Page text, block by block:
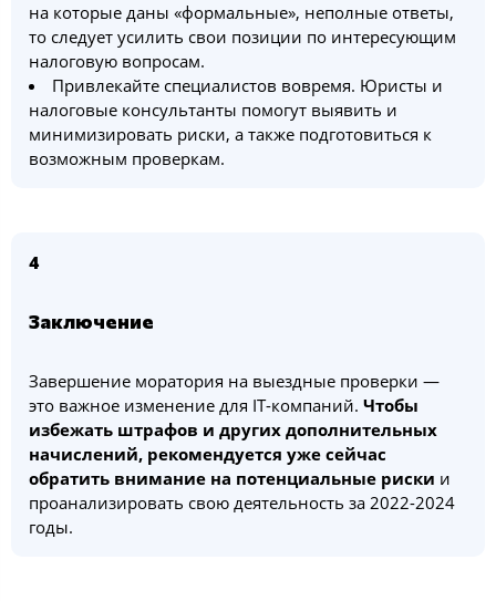
на которые даны «формальные», неполные ответы,
то следует усилить свои позиции по интересующим
налоговую вопросам.
Привлекайте специалистов вовремя. Юристы и
налоговые консультанты помогут выявить и
минимизировать риски, а также подготовиться к
возможным проверкам.
4
Заключение
Завершение моратория на выездные проверки —
это важное изменение для IT-компаний. Чтобы
избежать штрафов и других дополнительных
начислений, рекомендуется уже сейчас
обратить внимание на потенциальные риски и
проанализировать свою деятельность за 2022-2024
годы.